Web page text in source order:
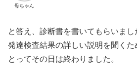
母ちゃん
と答え、診断書を書いてもらいまし
発達検査結果の詳しい説明を聞く
とってその日は終わりました。